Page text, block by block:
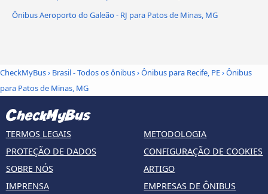
Ônibus Aeroporto do Galeão - RJ para Patos de Minas, MG
CheckMyBus› Brasil - Todos os ônibus›Ônibus para Recife, PE›Ônibus
para Patos de Minas, MG
TERMOS LEGAIS
PROTEÇÃO DE DADOS
SOBRE NÓS
IMPRENSA
METODOLOGIA
CONFIGURAÇÃO DE COOKIES
ARTIGO
EMPRESAS DE ÔNIBUS